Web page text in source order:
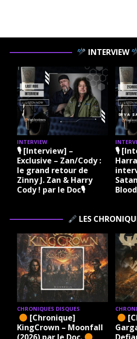
INTERVIEW
INTERVIEW
🎙 [Interview] –
Exclusive – Zan/Cody :
le grand retour de
Zinny J. Zan & Harry
Cody ! par le Doc🎙
🎙
LES
CHRONIQUES DISQUES
[Chronique]
KingCrown – Moonfall